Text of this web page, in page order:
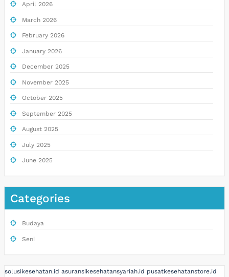
April 2026
March 2026
February 2026
January 2026
December 2025
November 2025
October 2025
September 2025
August 2025
July 2025
June 2025
Categories
Budaya
Seni
solusikesehatan.id asuransikesehatansyariah.id pusatkesehatanstore.id